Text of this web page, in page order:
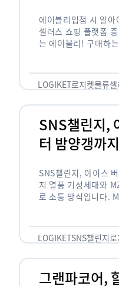
에이블리입점 시 알
셀러스 쇼핑 플랫폼
는 에이블리! 구매하
LOGIKET로지켓물류
SNS챌린지,
터 밤양갱까
SNS챌린지, 아이스
지 열풍 기성세대와
로 소통 방식입니다.
도 능숙한 …
LOGIKETSNS챌린지
그랜파코어,